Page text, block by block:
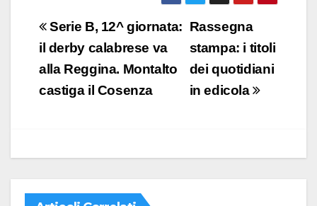
Navigazione
articoli
Rassegna
stampa: i titoli
dei quotidiani
in edicola
Serie B, 12^ giornata:
il derby calabrese va
alla Reggina. Montalto
castiga il Cosenza